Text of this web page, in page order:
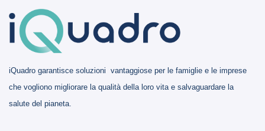
iQuadro garantisce soluzioni vantaggiose per le famiglie e le imprese
che vogliono migliorare la qualità della loro vita e salvaguardare la
salute del pianeta.